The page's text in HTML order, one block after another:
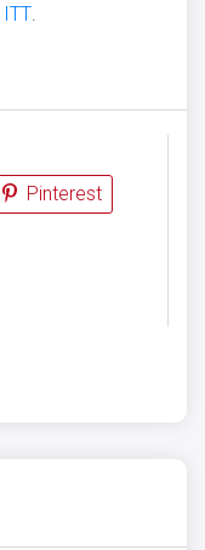
ITT
Pinterest